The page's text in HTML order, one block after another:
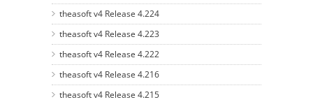
theasoft v4 Release 4.224
theasoft v4 Release 4.223
theasoft v4 Release 4.222
theasoft v4 Release 4.216
theasoft v4 Release 4.215